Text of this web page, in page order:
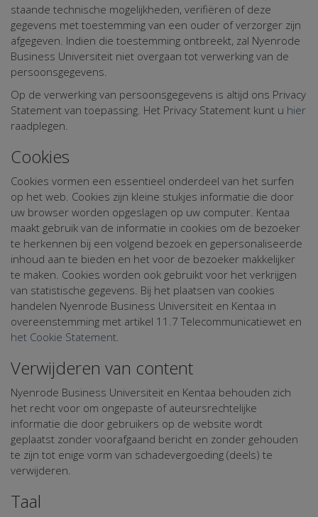
staande technische mogelijkheden, verifiëren of deze
gegevens met toestemming van een ouder of verzorger zijn
afgegeven. Indien die toestemming ontbreekt, zal Nyenrode
Business Universiteit niet overgaan tot verwerking van de
persoonsgegevens.
Op de verwerking van persoonsgegevens is altijd ons Privacy
Statement van toepassing. Het Privacy Statement kunt u hier
raadplegen.
Cookies
Cookies vormen een essentieel onderdeel van het surfen
op het web. Cookies zijn kleine stukjes informatie die door
uw browser worden opgeslagen op uw computer. Kentaa
maakt gebruik van de informatie in cookies om de bezoeker
te herkennen bij een volgend bezoek en gepersonaliseerde
inhoud aan te bieden en het voor de bezoeker makkelijker
te maken. Cookies worden ook gebruikt voor het verkrijgen
van statistische gegevens. Bij het plaatsen van cookies
handelen Nyenrode Business Universiteit en Kentaa in
overeenstemming met artikel 11.7 Telecommunicatiewet en
het Cookie Statement
Verwijderen van content
Nyenrode Business Universiteit en Kentaa behouden zich
het recht voor om ongepaste of auteursrechtelijke
informatie die door gebruikers op de website wordt
geplaatst zonder voorafgaand bericht en zonder gehouden
te zijn tot enige vorm van schadevergoeding (deels) te
verwijderen.
Taal